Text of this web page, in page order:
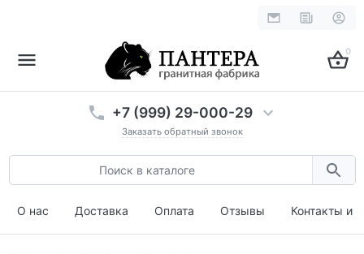
0
+7 (999) 29-000-29
Заказать обратный звонок
О нас Доставка Оплата Отзывы Контакты и